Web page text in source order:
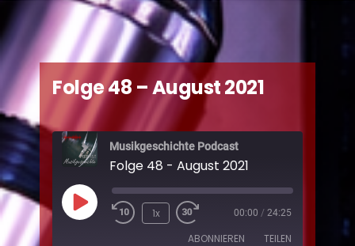
Folge 48 – August 2021
Musikgeschichte Podcast
Folge 48 - August 2021
1x 00:00 / 24:25
ABONNIEREN TEILEN